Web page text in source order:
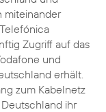
miteinander
Zugriff auf das
und
erhält.
zum Kabelnetz
ihr